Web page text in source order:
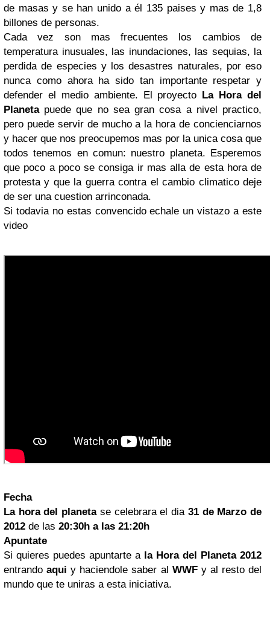
de masas y se han unido a él 135 paises y mas de 1,8
billones de personas.
Cada vez son mas frecuentes los cambios de
temperatura inusuales, las inundaciones, las sequias, la
perdida de especies y los desastres naturales, por eso
nunca como ahora ha sido tan importante respetar y
defender el medio ambiente. El proyecto La Hora del
Planetapuede que no sea gran cosa a nivel practico,
pero puede servir de mucho a la hora de concienciarnos
y hacer que nos preocupemos mas por la unica cosa que
todos tenemos en comun: nuestro planeta. Esperemos
que poco a poco se consiga ir mas alla de esta hora de
protesta y que la guerra contra el cambio climatico deje
de ser una cuestion arrinconada.
Si todavia no estas convencido echale un vistazo a este
video
Fecha
La hora del planetase celebrara el dia 31 de Marzo de
2012 de las 20:30h a las 21:20h
Apuntate
Si quieres puedes apuntarte ala Hora del Planeta 2012
entrandoaquiy haciendole saber al WWFy al resto del
mundo que te uniras a esta iniciativa.